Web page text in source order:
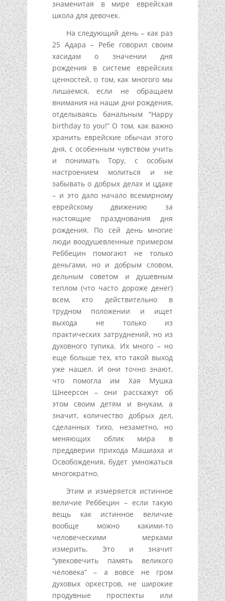
знаменитая в мире еврейская
школа для девочек.
На следующий день – как раз
25 Адара – Ребе говорил своим
хасидам о значении дня
рождения в системе еврейских
ценностей, о том, как многого мы
лишаемся, если не обращаем
внимания на наши дни рождения,
отделываясь банальным “Happy
birthday to you!” О том, как важно
хранить еврейские обычаи этого
дня, с особенным чувством учить
и понимать Тору, с особым
настроением молиться и не
забывать о добрых делах и цдаке
– и это дало начало всемирному
еврейскому движению за
настоящие празднования дня
рождения. По сей день многие
люди воодушевленные примером
Реббецин помогают не только
деньгами, но и добрым словом,
дельным советом и душевным
теплом (что часто дороже денег)
всем, кто действительно в
трудном положении и ищет
выхода не только из
практических затруднений, но из
духовного тупика. Их много – но
еще больше тех, кто такой выход
уже нашел. И они точно знают,
что помогла им Хая Мушка
Шнеерсон – они расскажут об
этом своим детям и внукам, а
значит, количество добрых дел,
сделанных тихо, незаметно, но
меняющих облик мира в
преддверии прихода Машиаха и
Освобождения, будет умножаться
многократно.
Этим и измеряется истинное
величие Реббецин – если такую
вещь как истинное величие
вообще можно какими-то
человеческими мерками
измерить. Это и значит
“увековечить память великого
человека” – а вовсе не гром
духовых оркестров, не широкие
продувные проспекты или